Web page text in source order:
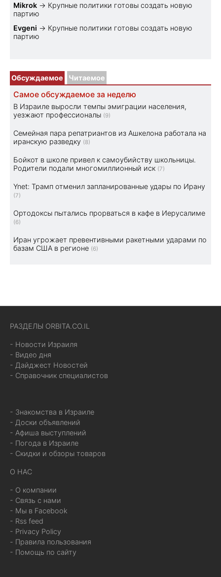
Mikrok → Крупные политики готовы создать новую
партию
Evgeni → Крупные политики готовы создать новую
партию
Обсуждаемое Читаемое
Самое обсуждаемое за неделю
В Израиле выросли темпы эмиграции населения,
уезжают профессионалы (9)
Семейная пара репатриантов из Ашкелона работала на
иранскую разведку (8)
Бойкот в школе привел к самоубийству школьницы.
Родители подали многомиллионный иск (7)
Ynet: Трамп отменил запланированные удары по Ирану
(7)
Ортодоксы пытались прорваться в кафе в Иерусалиме
(6)
Иран угрожает превентивными ракетными ударами по
базам США в регионе (6)
РАЗДЕЛЫ ORBITA.CO.IL
- Новости Израиля
- Видео дня
- Дайджест Новостей
- Справочник специалистов
- Знакомства в Израиле
- Доски объявлений
- Афиша выступлений
- Погода в Израиле
- Скидки и обзоры товаров
О НАС
- О компании
- Связь с нами
- Мы в Facebook
- Rss feed
- Privacy Policy
- Правила пользования
- Помощь по сайту